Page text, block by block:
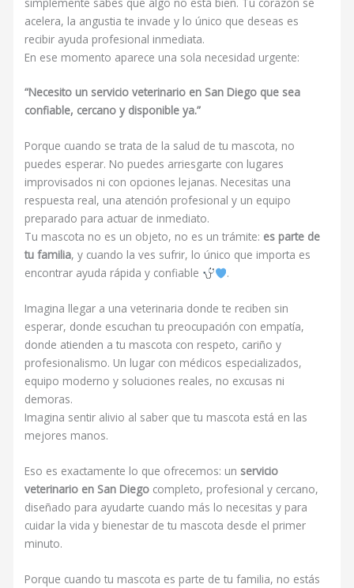
acelera, la angustia te invade y lo único que deseas es
recibir ayuda profesional inmediata.
En ese momento aparece una sola necesidad urgente:
“Necesito un servicio veterinario en San Diego que sea
confiable, cercano y disponible ya.”
Porque cuando se trata de la salud de tu mascota, no
puedes esperar. No puedes arriesgarte con lugares
improvisados ni con opciones lejanas. Necesitas una
respuesta real, una atención profesional y un equipo
preparado para actuar de inmediato.
Tu mascota no es un objeto, no es un trámite: es parte de
tu familia, y cuando la ves sufrir, lo único que importa es
encontrar ayuda rápida y confiable
.
Imagina llegar a una veterinaria donde te reciben sin
esperar, donde escuchan tu preocupación con empatía,
donde atienden a tu mascota con respeto, cariño y
profesionalismo. Un lugar con médicos especializados,
equipo moderno y soluciones reales, no excusas ni
demoras.
Imagina sentir alivio al saber que tu mascota está en las
mejores manos.
Eso es exactamente lo que ofrecemos: un servicio
veterinario en San Diego completo, profesional y cercano,
diseñado para ayudarte cuando más lo necesitas y para
cuidar la vida y bienestar de tu mascota desde el primer
minuto.
Porque cuando tu mascota es parte de tu familia, no estás